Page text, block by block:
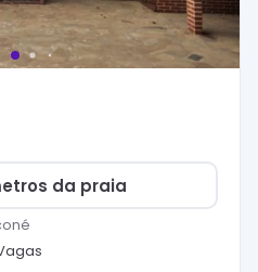
da praia
s